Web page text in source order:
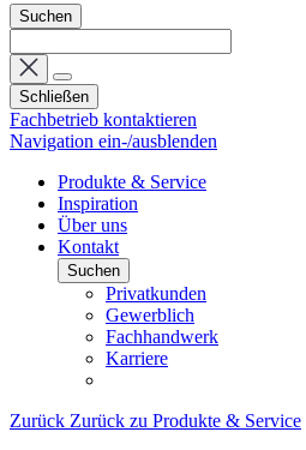
Suchen
Schließen
Fachbetrieb kontaktieren
Navigation ein-/ausblenden
Produkte & Service
Inspiration
Über uns
Kontakt
Suchen
Privatkunden
Gewerblich
Fachhandwerk
Karriere
Zurück Zurück zu Produkte & Service